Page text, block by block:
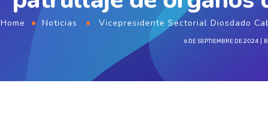
Home Noticias Vicepresidente Sectorial Diosdado
6 DE SEPTIEMBRE DE 2024